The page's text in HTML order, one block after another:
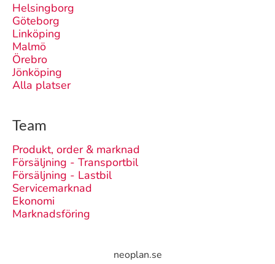
Helsingborg
Göteborg
Linköping
Malmö
Örebro
Jönköping
Alla platser
Team
Produkt, order & marknad
Försäljning - Transportbil
Försäljning - Lastbil
Servicemarknad
Ekonomi
Marknadsföring
neoplan.se